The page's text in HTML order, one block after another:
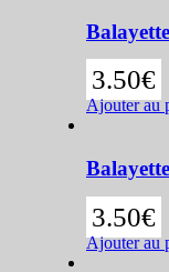
Balayette
3.50€
Ajouter au
Balayette
3.50€
Ajouter au